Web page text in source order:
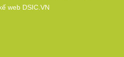
web DSIC.VN